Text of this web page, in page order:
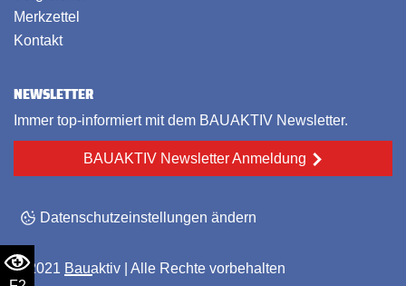
Merkzettel
Kontakt
NEWSLETTER
Immer top-informiert mit dem BAUAKTIV Newsletter.
BAUAKTIV Newsletter Anmeldung
Datenschutzeinstellungen ändern
© 2021 Bauaktiv | Alle Rechte vorbehalten